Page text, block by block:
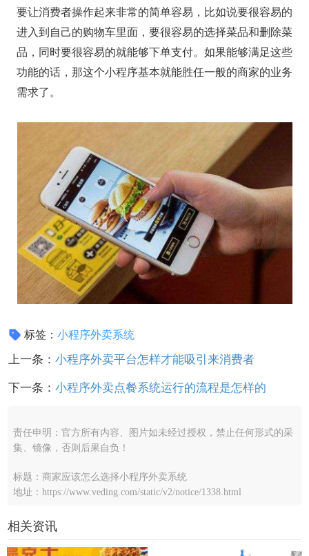
要让消费者操作起来非常的简单容易，比如说要很容易的
进入到自己的购物车里面，要很容易的选择菜品和删除菜
品，同时要很容易的就能够下单支付。如果能够满足这些
功能的话，那这个小程序基本就能胜任一般的商家的业务
需求了。
标签：小程序外卖系统
上一条： 小程序外卖平台怎样才能吸引来消费者
下一条： 小程序外卖点餐系统运行的流程是怎样的
责任申明：官方所有内容、图片如未经过授权，禁止任何形式的采
集、镜像，否则后果自负！
标题：商家应该怎么选择小程序外卖系统
地址：https://www.veding.com/static/v2/notice/1338.html
相关资讯